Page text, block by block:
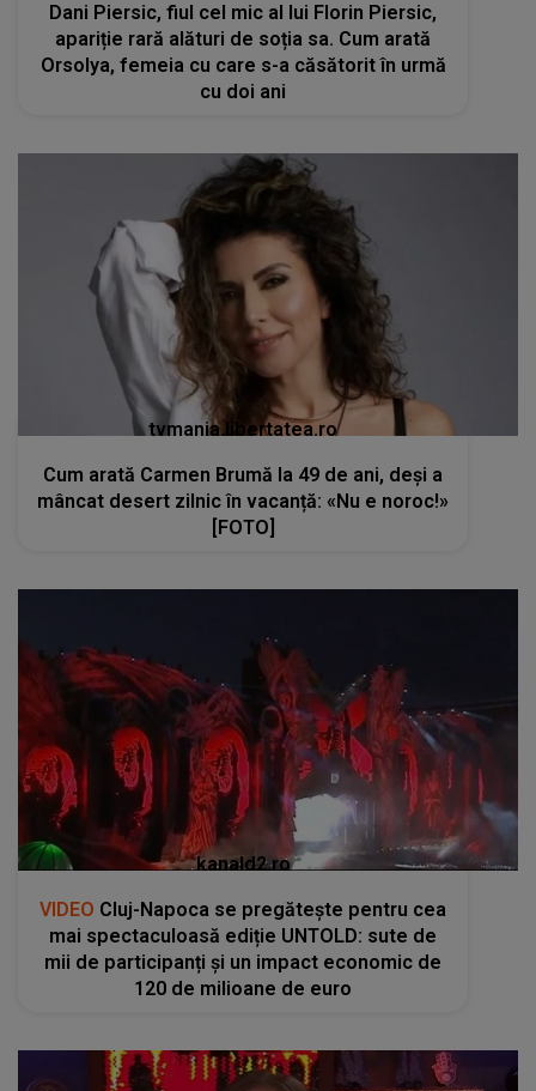
Dani Piersic, fiul cel mic al lui Florin Piersic,
apariție rară alături de soția sa. Cum arată
Orsolya, femeia cu care s-a căsătorit în urmă
cu doi ani
tvmania.libertatea.ro
Cum arată Carmen Brumă la 49 de ani, deși a
mâncat desert zilnic în vacanță: «Nu e noroc!»
[FOTO]
kanald2.ro
VIDEO Cluj-Napoca se pregătește pentru cea
mai spectaculoasă ediție UNTOLD: sute de
mii de participanți și un impact economic de
120 de milioane de euro